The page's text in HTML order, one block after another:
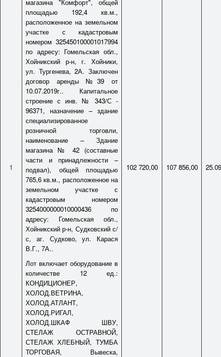
1
магазина "Комфорт", общей
площадью 192,4 кв.м.,
расположенное на земельном
участке с кадастровым
номером 325450100001017994
по адресу: Гомельская обл.,
Хойникский р-н, г. Хойники,
ул. Тургенева, 2А. Заключен
договор аренды №39 от
10.07.2019г.. Капитальное
строение с инв. № 343/С -
96371, назначение – здание
специализированное
розничной торговли,
наименование – Здание
магазина № 42 (составные
части и принадлежности –
подвал), общей площадью
765,6 кв.м., расположенное на
земельном участке с
кадастровым номером
3254000000010000436 по
адресу: Гомельская обл.,
Хойникский р-н, Судковский с/
с, аг. Судково, ул. Карася
В.Г., 7А..
Лот включает оборудование в
количестве 12 ед.:
КОНДИЦИОНЕР,
ХОЛОД.ВЕТРИНА,
ХОЛОД.АТЛАНТ,
ХОЛОД.РИГАЛ,
ХОЛОД.ШКАФ ШВУ,
СТЕЛАЖ ОСТРАВНОЙ,
СТЕЛАЖ ХЛЕБНЫЙ, ТУМБА
ТОРГОВАЯ, Вывеска,
102 720,00 107 856,00